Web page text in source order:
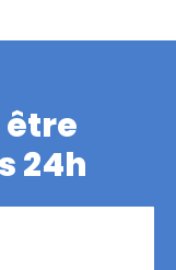
être
24h